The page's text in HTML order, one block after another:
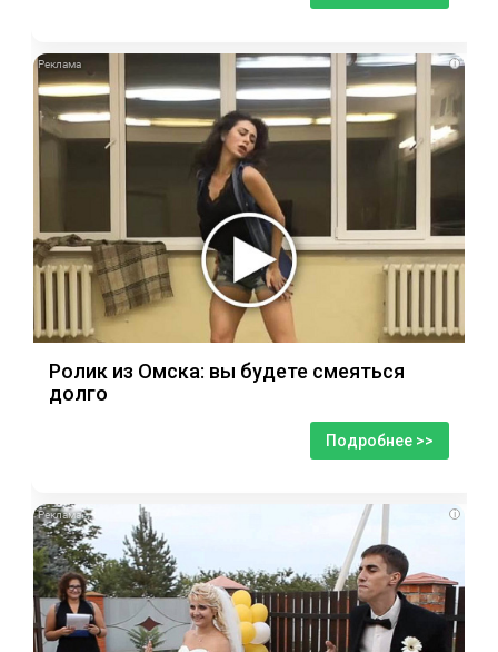
i
Ролик из Омска: вы будете смеяться
долго
Подробнее >>
i